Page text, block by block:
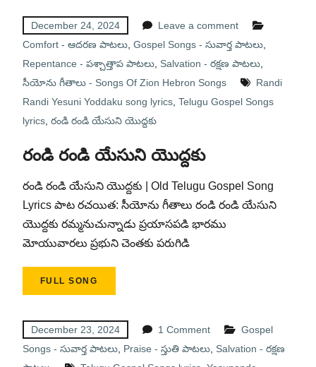
December 24, 2024
Leave a comment
Comfort - ఆదరణ పాటలు, Gospel Songs - సువార్త పాటలు,
Repentance - పశ్చాత్తాప పాటలు, Salvation - రక్షణ పాటలు,
సీయోను గీతాలు - Songs Of Zion Hebron Songs
Randi
Randi Yesuni Yoddaku song lyrics, Telugu Gospel Songs
lyrics, రండి రండి యేసుని యొద్దకు
రండి రండి యేసుని యొద్దకు
రండి రండి యేసుని యొద్దకు | Old Telugu Gospel Song
Lyrics పాట రచయిత: సీయోను గీతాలు రండి రండి యేసుని
యొద్దకు రమ్మనుచున్నాడు ప్రయాసపడి భారము
మోయువారలు ప్రభుని చెంతకు పరుగిడి
FULL SONG
December 23, 2024 1 Comment
Gospel
Songs - సువార్త పాటలు, Praise - స్తుతి పాటలు, Salvation - రక్షణ